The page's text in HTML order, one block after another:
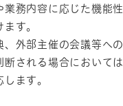
業務内容に応じた機能
す。
、外部主催の会議等へ
断される場合において
ます。